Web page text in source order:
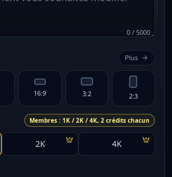
0 / 5000
Plus
16:9 3:2 2:3
Membres : 1K / 2K / 4K, 2 crédits chacun
2K 4K